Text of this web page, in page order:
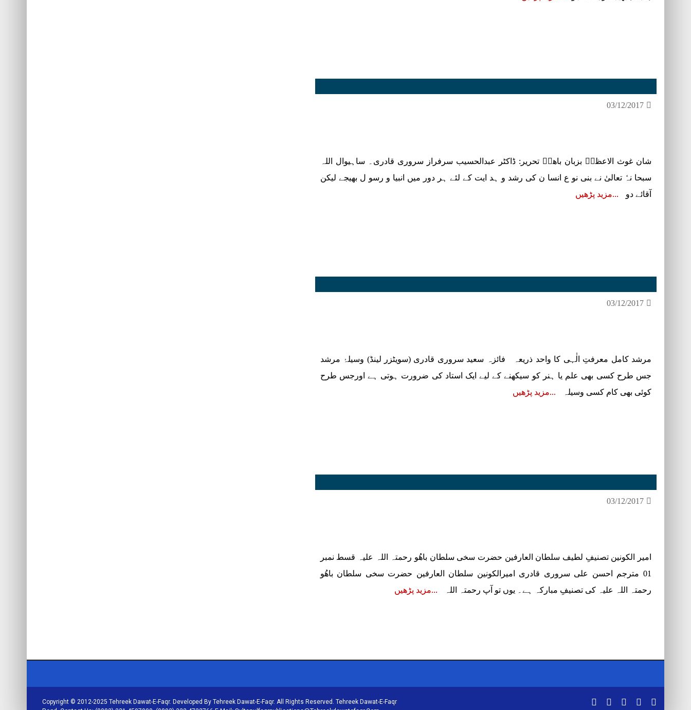
03/12/2017
شان غوث الاعظمؓ بزبان باھوؒ تحریر: ڈاکٹر عبدالحسیب سرفراز سروری قادری۔ ساہیوال اللہ
سبحا نہٗ تعالیٰ نے بنی نو ع انسا ن کی رشد و ہد ایت کے لئے ہر دور میں انبیا و رسو ل بھیجے لیکن
آقائے دو
مزید پڑھیں
03/12/2017
مرشد کامل معرفتِ الٰہی کا واحد ذریعہ فائزہ سعید سروری قادری (سویٹزر لینڈ) وسیلۂ مرشد
جس طرح کسی بھی علم یا ہنر کو سیکھنے کے لیے ایک استاد کی ضرورت ہوتی ہے اورجس طرح
کوئی بھی کام کسی وسیلہ
مزید پڑھیں
03/12/2017
امیر الکونین تصنیفِ لطیف سلطان العارفین حضرت سخی سلطان باھُو رحمتہ اللہ علیہ قسط نمبر
01 مترجم احسن علی سروری قادری امیرالکونین سلطان العارفین حضرت سخی سلطان باھُو
رحمتہ اللہ علیہ کی تصنیفِ مبارکہ ہے۔ یوں تو آپ رحمتہ اللہ
مزید پڑھیں
Copyright © 2012-2025 Tehreek Dawat-E-Faqr. Developed By Tehreek Dawat-E-Faqr. All Rights Reserved. Tehreek Dawat-E-Faqr